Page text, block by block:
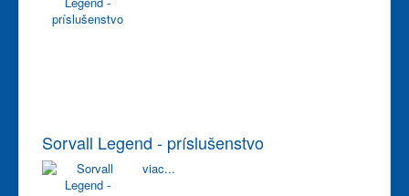
Sorvall Legend - príslušenstvo
viac...